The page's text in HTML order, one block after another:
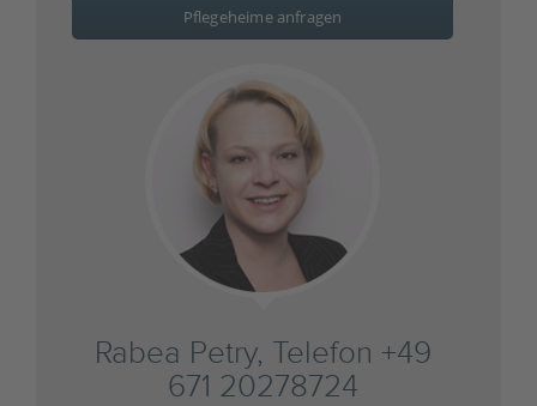
Pflegeheime anfragen
Rabea Petry, Telefon +49
671 20278724